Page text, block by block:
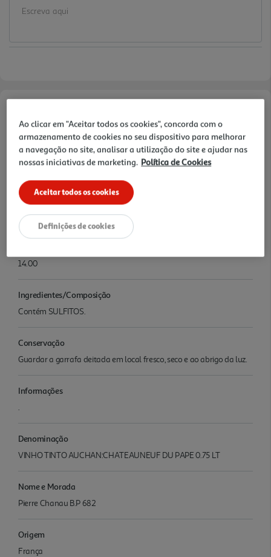
Quantidade Liquida
0.75 LT
14.00
Ingredientes/Composição
Contém SULFITOS.
Conservação
Guardar a garrafa deitada em local fresco, seco e ao abrigo da luz.
Informações
.
Denominação
VINHO TINTO AUCHAN:CHATEAUNEUF DU PAPE 0.75 LT
Nome e Morada
Pierre Chanau B.P 682
Origem
França
Ao clicar em "Aceitar todos os cookies", concorda com o
armazenamento de cookies no seu dispositivo para melhorar
a navegação no site, analisar a utilização do site e ajudar nas
nossas iniciativas de marketing. Política de Cookies
Aceitar todos os cookies
Definições de cookies